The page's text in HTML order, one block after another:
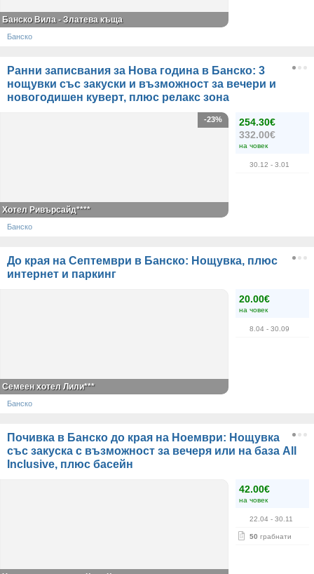
Банско Вила - Златева къща
Банско
Ранни записвания за Нова година в Банско: 3
нощувки със закуски и възможност за вечери и
новогодишен куверт, плюс релакс зона
254.30€
332.00€
на човек
30.12 - 3.01
-23%
Хотел Ривърсайд****
Банско
До края на Септември в Банско: Нощувка, плюс
интернет и паркинг
20.00€
на човек
8.04 - 30.09
Семеен хотел Лили***
Банско
Почивка в Банско до края на Ноември: Нощувка
със закуска с възможност за вечеря или на база All
Inclusive, плюс басейн
42.00€
на човек
22.04 - 30.11
50 грабнати